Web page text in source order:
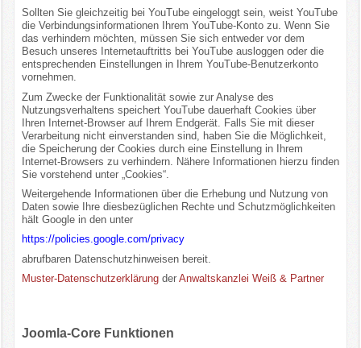
Sollten Sie gleichzeitig bei YouTube eingeloggt sein, weist YouTube
die Verbindungsinformationen Ihrem YouTube-Konto zu. Wenn Sie
das verhindern möchten, müssen Sie sich entweder vor dem
Besuch unseres Internetauftritts bei YouTube ausloggen oder die
entsprechenden Einstellungen in Ihrem YouTube-Benutzerkonto
vornehmen.
Zum Zwecke der Funktionalität sowie zur Analyse des
Nutzungsverhaltens speichert YouTube dauerhaft Cookies über
Ihren Internet-Browser auf Ihrem Endgerät. Falls Sie mit dieser
Verarbeitung nicht einverstanden sind, haben Sie die Möglichkeit,
die Speicherung der Cookies durch eine Einstellung in Ihrem
Internet-Browsers zu verhindern. Nähere Informationen hierzu finden
Sie vorstehend unter „Cookies“.
Weitergehende Informationen über die Erhebung und Nutzung von
Daten sowie Ihre diesbezüglichen Rechte und Schutzmöglichkeiten
hält Google in den unter
https://policies.google.com/privacy
abrufbaren Datenschutzhinweisen bereit.
Muster-Datenschutzerklärungder Anwaltskanzlei Weiß & Partner
Joomla-Core Funktionen